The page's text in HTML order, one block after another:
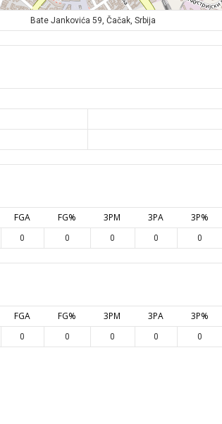
Bate Jankovića 59, Čačak, Srbija
FGA FG% 3PM 3PA 3P%
0 0 0 0 0
FGA FG% 3PM 3PA 3P%
0 0 0 0 0